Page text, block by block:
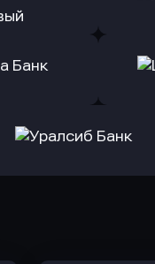
Банк
заявку
заявку